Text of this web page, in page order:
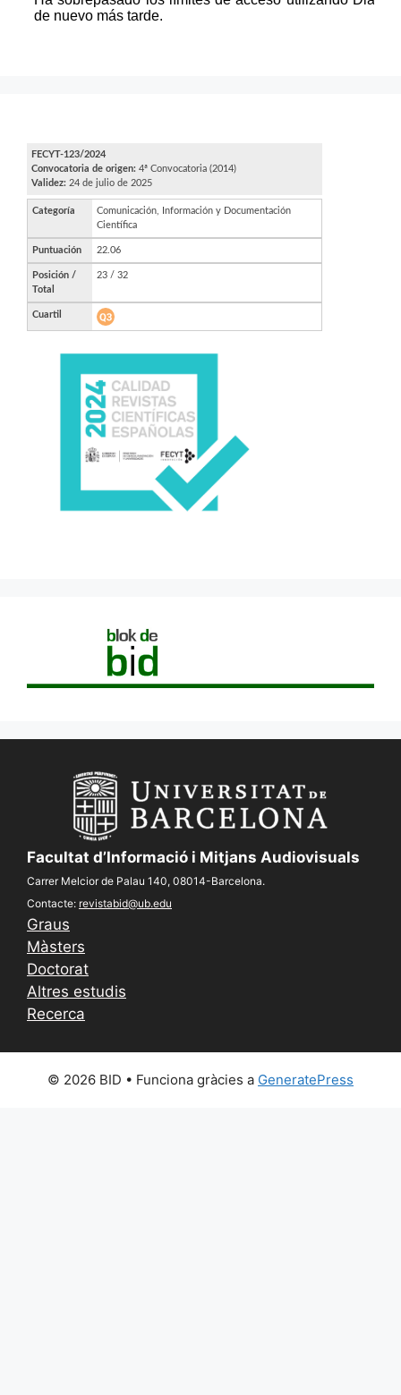
Facultat d’Informació i Mitjans Audiovisuals
Carrer Melcior de Palau 140, 08014-Barcelona.
Contacte: revistabid@ub.edu
Graus
Màsters
Doctorat
Altres estudis
Recerca
© 2026 BID • Funciona gràcies a GeneratePress